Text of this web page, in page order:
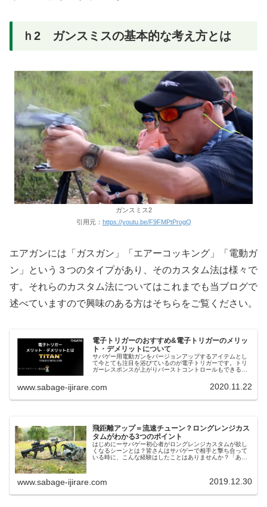
ｈ2 ガンスミスの基本的な考え方とは
ガンスミス2
引用元： https://youtu.be/F9FMPtProgQ
エアガンには「ガスガン」「エアーコッキング」「電動ガ
ン」という３つのタイプがあり、そのカスタム法は様々で
す。それらのカスタム法についてはこれまでも当ブログで
述べていますので興味のある方はそちらをご覧ください。
電子トリガーのおすすめ&電子トリガーのメリッ
ト・デメリットについて
サバゲー用電動ガンをバージョンアップするアイテムとし
て今とても注目を浴びているのが電子トリガーです。トリ
ガーレスポンスが上がりバーストコントロールもできるの
www.sabage-ijirare.com 2020.11.22
飛距離アップ＝流速チューン？ロングレンジカス
タムがわかる3つのポイント
はじめにーサバゲー初心者がロングレンジカスタムが欲し
くなるシーンとは？皆さんはサバゲーで相手と撃ち合って
いる時に、こんな経験はしたことはありませんか？「あと
www.sabage-ijirare.com 2019.12.30